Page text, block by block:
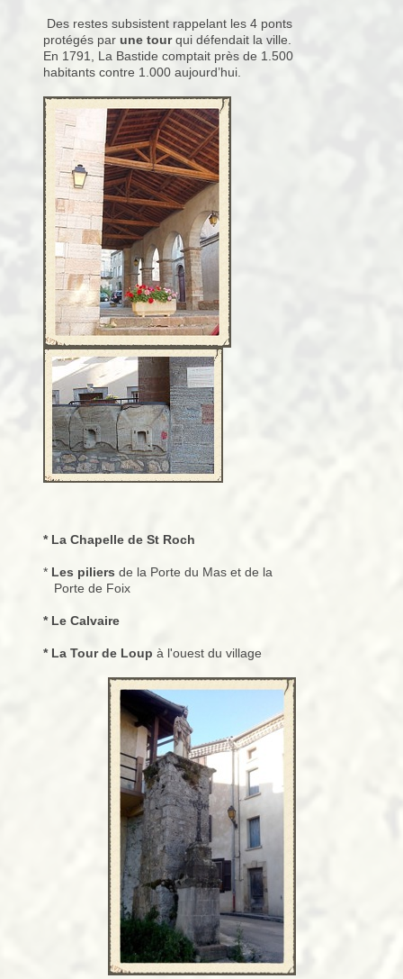
Des restes subsistent rappelant les 4 ponts
protégés par une tourqui défendait la ville.
En 1791, La Bastide comptait près de 1.500
habitants contre 1.000 aujourd’hui.
* La Chapelle de St Roch
* Les piliers de la Porte du Mas et de la
Porte de Foix
* Le Calvaire
* La Tour de Loup à l'ouest du village